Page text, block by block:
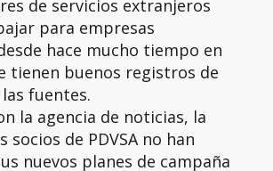
de servicios extranjeros
para empresas
hace mucho tiempo en
tienen buenos registros de
fuentes.
la agencia de noticias, la
socios de PDVSA no han
nuevos planes de campaña